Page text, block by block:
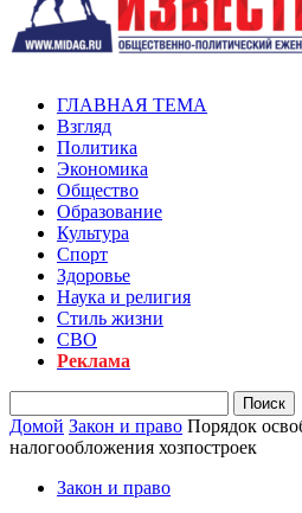
ГЛАВНАЯ ТЕМА
Взгляд
Политика
Экономика
Общество
Образование
Культура
Спорт
Здоровье
Наука и религия
Стиль жизни
СВО
Реклама
Домой Закон и право Порядок
налогообложения хозпостроек
Закон и право